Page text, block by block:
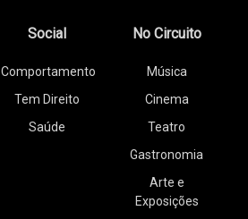
Social
Comportamento
Tem Direito
Saúde
No Circuito
Música
Cinema
Teatro
Gastronomia
Arte e
Exposições